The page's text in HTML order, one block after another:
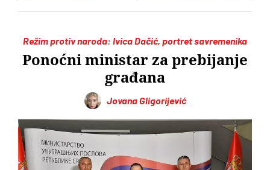
Režim protiv naroda: Ivica Dačić, portret savremenika
Ponoćni ministar za prebijanje
građana
Jovana Gligorijević